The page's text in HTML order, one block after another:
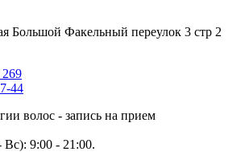
Большой Факельный переулок 3 стр 2
44
9:00 - 21:00.